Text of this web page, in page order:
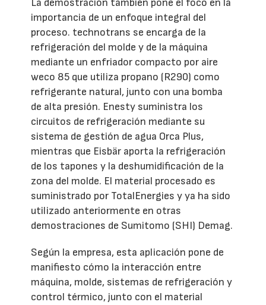
La demostración también pone el foco en la
importancia de un enfoque integral del
proceso. technotrans se encarga de la
refrigeración del molde y de la máquina
mediante un enfriador compacto por aire
weco 85 que utiliza propano (R290) como
refrigerante natural, junto con una bomba
de alta presión. Enesty suministra los
circuitos de refrigeración mediante su
sistema de gestión de agua Orca Plus,
mientras que Eisbär aporta la refrigeración
de los tapones y la deshumidificación de la
zona del molde. El material procesado es
suministrado por TotalEnergies y ya ha sido
utilizado anteriormente en otras
demostraciones de Sumitomo (SHI) Demag.
Según la empresa, esta aplicación pone de
manifiesto cómo la interacción entre
máquina, molde, sistemas de refrigeración y
control térmico, junto con el material